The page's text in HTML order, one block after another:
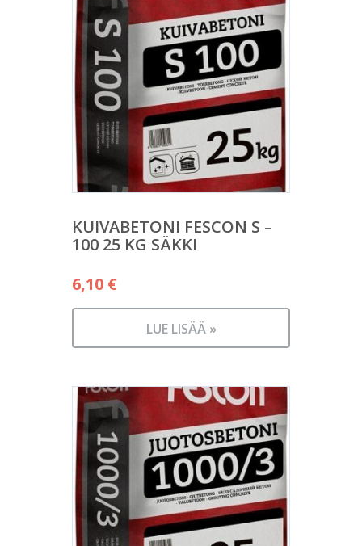
KUIVABETONI FESCON S –
100 25 KG SÄKKI
6,10 €
LUE LISÄÄ »